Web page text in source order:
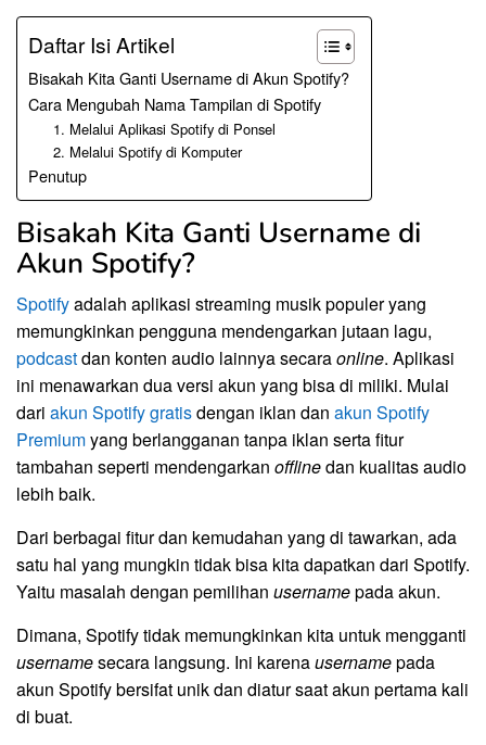
Daftar Isi Artikel
Bisakah Kita Ganti Username di Akun Spotify?
Cara Mengubah Nama Tampilan di Spotify
1. Melalui Aplikasi Spotify di Ponsel
2. Melalui Spotify di Komputer
Penutup
Bisakah Kita Ganti Username di
Akun Spotify?
Spotifyadalah aplikasi streaming musik populer yang
memungkinkan pengguna mendengarkan jutaan lagu,
podcastdan konten audio lainnya secaraonline. Aplikasi
ini menawarkan dua versi akun yang bisa di miliki. Mulai
dari akun Spotify gratisdengan iklan dan akun Spotify
Premiumyang berlangganan tanpa iklan serta fitur
tambahan seperti mendengarkan offlinedan kualitas audio
lebih baik.
Dari berbagai fitur dan kemudahan yang di tawarkan, ada
satu hal yang mungkin tidak bisa kita dapatkan dari Spotify.
Yaitu masalah dengan pemilihan usernamepada akun.
Dimana, Spotify tidak memungkinkan kita untuk mengganti
usernamesecara langsung. Ini karenausernamepada
akun Spotify bersifat unik dan diatur saat akun pertama kali
di buat.